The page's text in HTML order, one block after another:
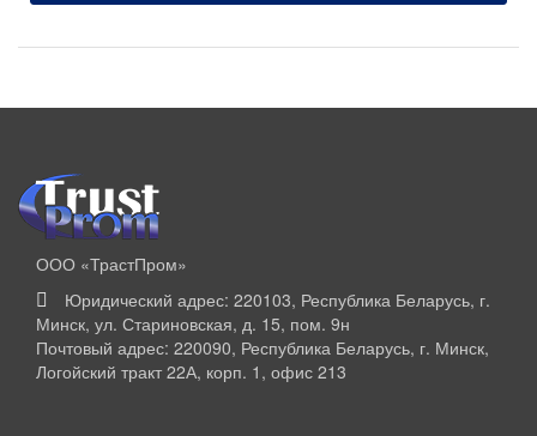
ООО «ТрастПром»
Юридический адрес: 220103, Республика Беларусь, г.
Минск, ул. Стариновская, д. 15, пом. 9н
Почтовый адрес: 220090, Республика Беларусь, г. Минск,
Логойский тракт 22А, корп. 1, офис 213